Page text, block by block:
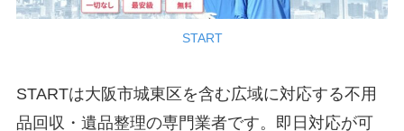
START
STARTは大阪市城東区を含む広域に対応する不用
品回収・遺品整理の専門業者です。即日対応が可